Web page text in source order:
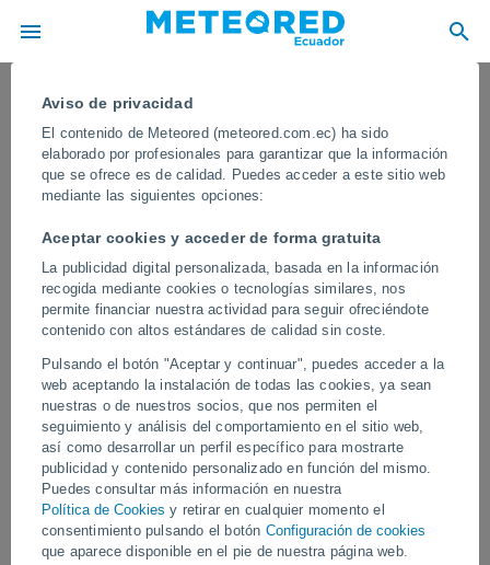
Aviso de privacidad
El contenido de Meteored (meteored.com.ec) ha sido
elaborado por profesionales para garantizar que la información
que se ofrece es de calidad. Puedes acceder a este sitio web
mediante las siguientes opciones:
Aceptar cookies y acceder de forma gratuita
La publicidad digital personalizada, basada en la información
recogida mediante cookies o tecnologías similares, nos
permite financiar nuestra actividad para seguir ofreciéndote
contenido con altos estándares de calidad sin coste.
Pulsando el botón "Aceptar y continuar", puedes acceder a la
web aceptando la instalación de todas las cookies, ya sean
nuestras o de nuestros socios, que nos permiten el
seguimiento y análisis del comportamiento en el sitio web,
así como desarrollar un perfil específico para mostrarte
publicidad y contenido personalizado en función del mismo.
Puedes consultar más información en nuestra
Política de Cookies y retirar en cualquier momento el
consentimiento pulsando el botón Configuración de cookies
que aparece disponible en el pie de nuestra página web.
Miles de pepinos de mar rosados
aparecen en las playas de Mae
Ramphueng, Tailandia
Las autoridades están investigando esta situación anómala que ha
dejado varias playas de la región teñidas de rosa. Se apuntan a
las corrientes y a las fuertes lluvias como posibles causas.
Vídeos